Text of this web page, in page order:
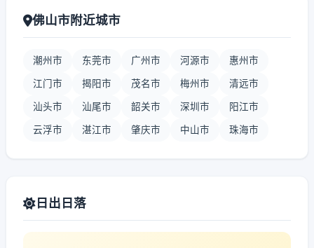
佛山市附近城市
潮州市 东莞市 广州市 河源市 惠州市
江门市 揭阳市 茂名市 梅州市 清远市
汕头市 汕尾市 韶关市 深圳市 阳江市
云浮市 湛江市 肇庆市 中山市 珠海市
日出日落